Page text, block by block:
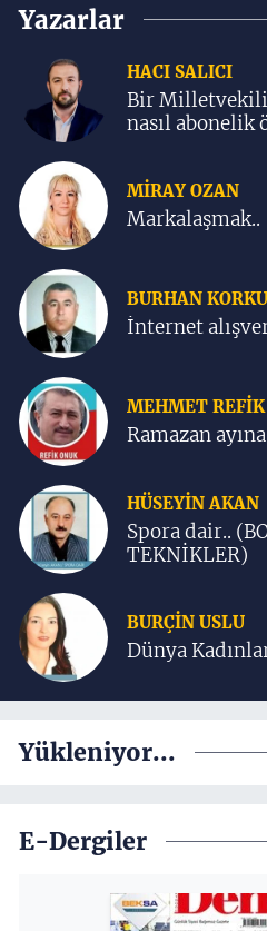
Yazarlar
HACI SALICI
Bir Milletvekili
nasıl abonelik
MIRAY OZAN
Markalaşmak..
BURHAN
İnternet
MEHMET REFIK
Ramazan
HÜSEYIN AKAN
Spora dair..
TEKNİKLER)
BURÇIN USLU
Dünya
Yükleniyor...
E-Dergiler